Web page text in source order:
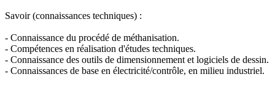
Savoir (connaissances techniques) :
- Connaissance du procédé de méthanisation.
- Compétences en réalisation d'études techniques.
- Connaissance des outils de dimensionnement et logiciels de dessin.
- Connaissances de base en électricité/contrôle, en milieu industriel.